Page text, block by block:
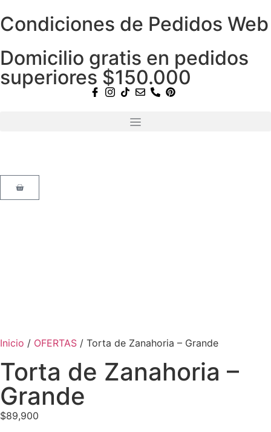
Condiciones de Pedidos Web
Domicilio gratis en pedidos
superiores $150.000
Inicio / OFERTAS / Torta de Zanahoria – Grande
Torta de Zanahoria –
Grande
$89,900